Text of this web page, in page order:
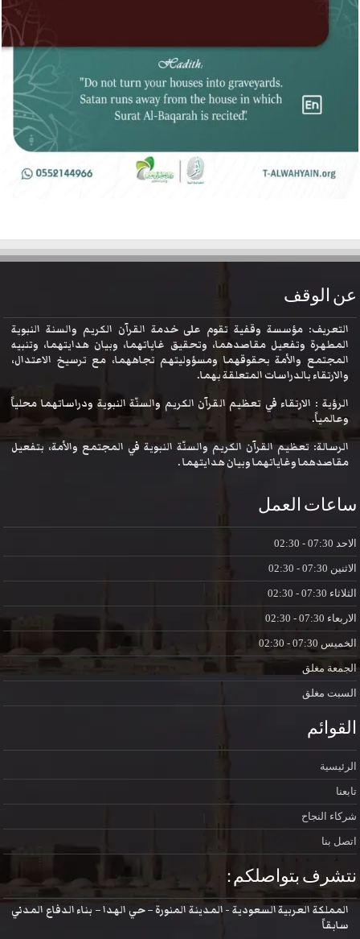
عن الوقف
التعريف: مؤسسة وقفية تقوم على خدمة القرآن الكريم والسنة النبوية
المطهرة وتفعيل مقاصدهما، وتحقيق غاياتهما، وبيان هدايتهما، وتنبيه
المجتمع والأمة بحقوقهما ومسؤوليتهم تجاههما، مع ترسيخ الاعتدال،
والارتقاء بالدراسات المتعلقة بهما.
الرؤية : الارتقاء في تعظيم القرآن الكريم والسنّة النبوية ودراساتهما محلياً
وعالمياً.
الرسالة: تعظيم القرآن الكريم والسنّة النبوية في المجتمع والأمة، بتفعيل
مقاصدهما وغاياتهما وبيان هدايتهما .
ساعات العمل
الاحد
الاثنين
الثلاثاء
الاربعاء
الخميس
الجمعة مغلق
السبت مغلق
القوائم
الرئيسية
تابعنا
شركاء النجاح
اتصل بنا
نتشرف بتواصلكم :
المملكة العربية السعودية - المدينة المنورة – حي الهدا – بناء الدفاع المدني
سابقاً